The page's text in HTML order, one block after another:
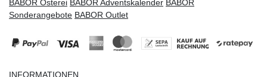
BABOR Osterei BABOR Adventskalender BABOR
Sonderangebote BABOR Outlet
INFORMATIONEN